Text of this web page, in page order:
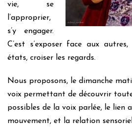
vie, se
l’approprier,
s’y engager.
C’est s’exposer face aux
états, croiser les regards.
Nous proposons, le dimanche
voix permettant de découvrir
possibles de la voix parlée, le lien
mouvement, et la relation